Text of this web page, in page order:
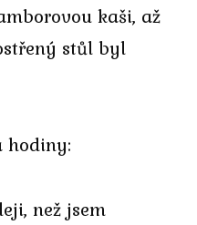
kaši, až
stůl byl
hodiny:
než jsem